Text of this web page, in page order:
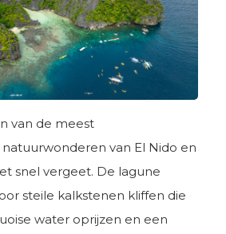
van de meest
van El Nido en
snel vergeet. De lagune
steile kalkstenen kliffen die
water oprijzen en een